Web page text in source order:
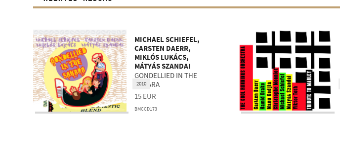
MICHAEL SCHIEFEL,
CARSTEN DAERR,
MIKLÓS LUKÁCS,
MÁTYÁS SZANDAI
GONDELLIED IN THE
SAHARA
15 EUR
BMCCD173
2010